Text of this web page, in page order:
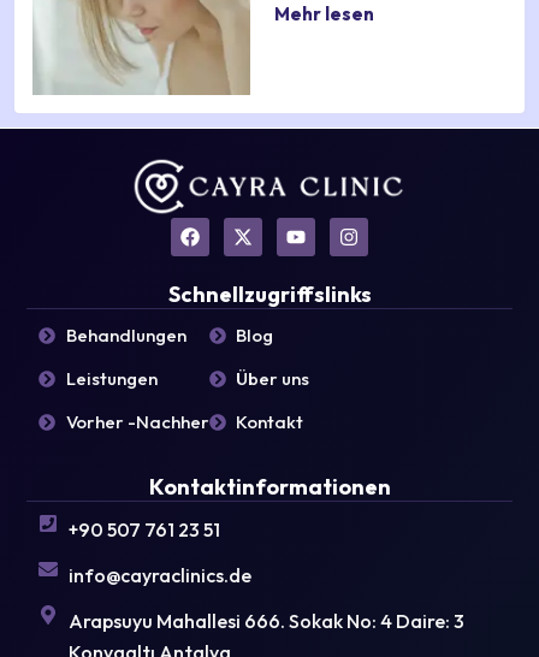
Mehr lesen
F
a
e
b
X
-
w
i
t
r
Y
o
t
u
I
n
t
a
Schnellzugriffslinks
Behandlungen
Leistungen
Vorher -Nachher
Blog
Über uns
Kontakt
Kontaktinformationen
+90 507 761 23 51
info@cayraclinics.de
Arapsuyu Mahallesi 666. Sokak No: 4 Daire: 3
Konyaaltı Antalya